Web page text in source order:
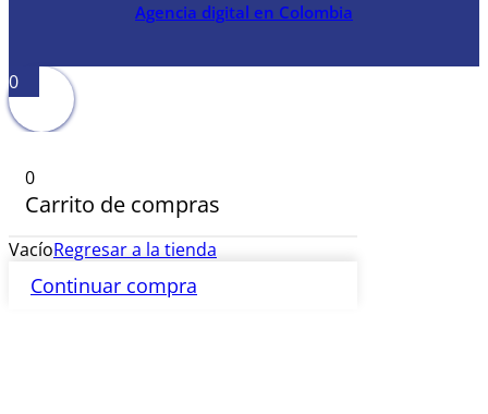
Agencia digital en Colombia
0
0
Carrito de compras
VacíoRegresar a la tienda
Continuar compra